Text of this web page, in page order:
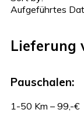
Aufgeführtes
Lieferung
Pauschalen:
1-50 Km – 99,-€